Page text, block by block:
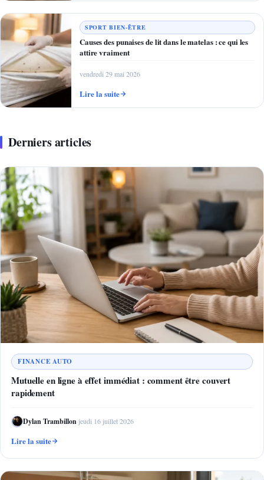
SPORT BIEN-ÊTRE
Causes des punaises de lit dans le matelas : ce qui les
attire vraiment
vendredi 29 mai 2026
Lire la suite
Derniers articles
FINANCE AUTO
Mutuelle en ligne à effet immédiat : comment être couvert
rapidement
Dylan Trambillon·jeudi 16 juillet 2026
Lire la suite